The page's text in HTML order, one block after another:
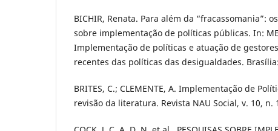
BICHIR, Renata. Para além da “fracassomania”:
sobre implementação de políticas públicas. In:
Implementação de políticas e atuação de
recentes das políticas das desigualdades.
BRITES, C.; CLEMENTE, A. Implementação de
revisão da literatura. Revista NAU Social, v. 10, n.